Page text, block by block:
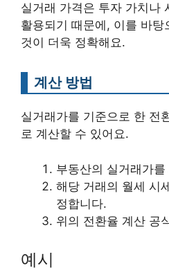
실거래 가격은 투자 가치나
활용되기 때문에, 이를 바
것이 더욱 정확해요.
계산 방법
실거래가를 기준으로 한 전
로 계산할 수 있어요.
부동산의 실거래가
해당 거래의 월세 시
정합니다.
위의 전환율 계산 공
예시